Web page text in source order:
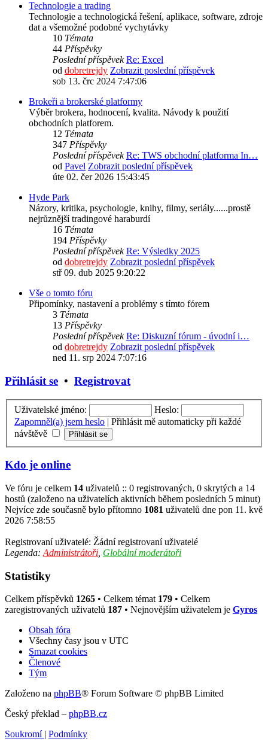
Technologie a trading
Technologie a technologická řešení, aplikace, software, zdroje
dat a všemožné podobné vychytávky
10 Témata
44 Příspěvky
Poslední příspěvek Re: Excel
od dobretrejdy Zobrazit poslední příspěvek
sob 13. črc 2024 7:47:06
Brokeři a brokerské platformy
Výběr brokera, hodnocení, kvalita. Návody k použití
obchodních platforem.
12 Témata
347 Příspěvky
Poslední příspěvek Re: TWS obchodní platforma In…
od Pavel Zobrazit poslední příspěvek
úte 02. čer 2026 15:43:45
Hyde Park
Názory, kritika, psychologie, knihy, filmy, seriály......prostě
nejrůznější tradingové haraburdí
16 Témata
194 Příspěvky
Poslední příspěvek Re: Výsledky 2025
od dobretrejdy Zobrazit poslední příspěvek
stř 09. dub 2025 9:20:22
Vše o tomto fóru
Připomínky, nastavení a problémy s tímto fórem
3 Témata
13 Příspěvky
Poslední příspěvek Re: Diskuzní fórum - úvodní i…
od dobretrejdy Zobrazit poslední příspěvek
ned 11. srp 2024 7:07:16
Přihlásit se • Registrovat
Uživatelské jméno:
Heslo:
Zapomněl(a) jsem heslo | Přihlásit mě automaticky při každé
návštěvě
Kdo je online
Ve fóru je celkem 14 uživatelů :: 0 registrovaných, 0 skrytých a 14
hostů (založeno na uživatelích aktivních během posledních 5 minut)
Nejvíce zde současně bylo přítomno 1081 uživatelů dne pon 11. kvě
2026 7:58:55
Registrovaní uživatelé: Žádní registrovaní uživatelé
Legenda: Administrátoři Globální moderátoři
Statistiky
Celkem příspěvků 1265 • Celkem témat 179 • Celkem
zaregistrovaných uživatelů 187 • Nejnovějším uživatelem je Gyros
Obsah fóra
Všechny časy jsou v UTC
Smazat cookies
Členové
Tým
Založeno na phpBB® Forum Software © phpBB Limited
Český překlad – phpBB.cz
Soukromí | Podmínky